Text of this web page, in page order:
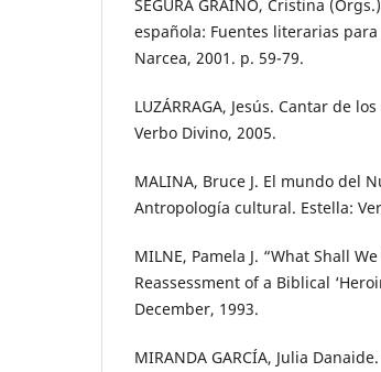
SEGURA GRAÍÑO, Cristina
española: Fuentes literarias
Narcea, 2001. p. 59-79.
LUZÁRRAGA, Jesús. Cantar de
Verbo Divino, 2005.
MALINA, Bruce J. El mundo del
Antropología cultural. Estella:
MILNE, Pamela J. “What Shall
Reassessment of a Biblical
December, 1993.
MIRANDA GARCÍA, Julia